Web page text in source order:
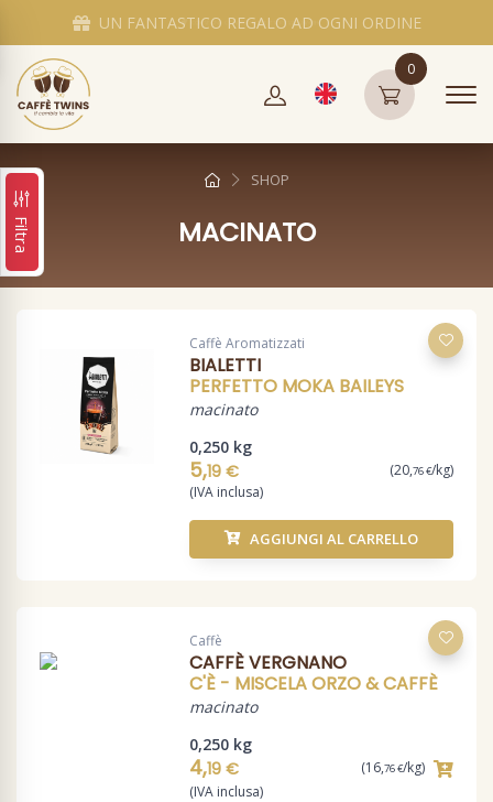
UN FANTASTICO REGALO AD OGNI ORDINE
0
SHOP
MACINATO
Caffè Aromatizzati
BIALETTI
PERFETTO MOKA BAILEYS
macinato
0,250 kg
5,19 € (20,76 €/kg)
(IVA inclusa)
AGGIUNGI AL CARRELLO
Caffè
CAFFÈ VERGNANO
C'È - MISCELA ORZO & CAFFÈ
macinato
0,250 kg
4,19 € (16,76 €/kg)
(IVA inclusa)
Filtra